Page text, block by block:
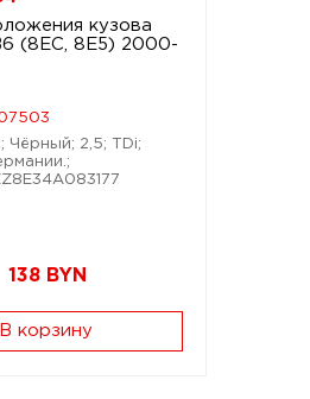
кузова
(8EC, 8E5) 2000-
Чёрный; 2,5; TDi;
138 BYN
В корзину